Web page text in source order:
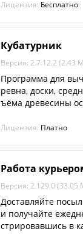
Лицензия: Бесплатно
Кубатурник
Версия: 2.7.12.2 (2.43
Программа для
ревна, доски,
ъёма древесины
Лицензия: Платно
Работа
Версия: 2.129.0 (33.05
Доставляйте
и получайте
стрировавшись в